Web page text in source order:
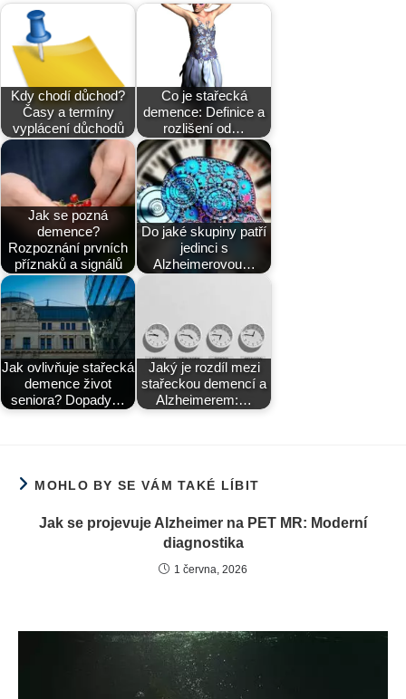
Kdy chodí důchod?
Časy a termíny
vyplácení důchodů
Co je stařecká
demence: Definice a
rozlišení od…
Jak se pozná
demence?
Rozpoznání prvních
příznaků a signálů
Do jaké skupiny patří
jedinci s
Alzheimerovou…
Jak ovlivňuje stařecká
demence život
seniora? Dopady…
Jaký je rozdíl mezi
stařeckou demencí a
Alzheimerem:…
MOHLO BY SE VÁM TAKÉ LÍBIT
Jak se projevuje Alzheimer na PET MR: Moderní
diagnostika
1 června, 2026